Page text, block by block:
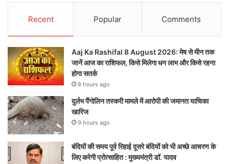
Recent Popular Comments
Aaj Ka Rashifal 8 August 2026: मेष से मीन तक
जानें आज का राशिफल, किसे मिलेगा धन लाभ और किसे रहना
होगा सतर्क
8 hours ago
दुर्लभ पैंगोलिन तस्करी मामले में आरोपी की जमानत याचिका
खारिज
9 hours ago
बंदियों की समय पूर्व रिहाई दूसरे बंदियों को भी अच्छे आचरण के
लिए करेगी प्रोत्साहित : मुख्यमंत्री डॉ. यादव